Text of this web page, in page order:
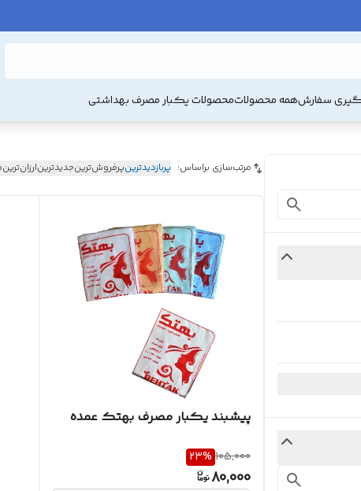
سفارشهمه محصولاتمحصولات یکبار مصرف بهداشتی
مرتب‌سازی براساس: پربازدیدترینپرفروش‌ترینجدیدترینارزان‌ترین
پیشبند یکبار مصرف بهتک عمده
105,000
23%
80,000